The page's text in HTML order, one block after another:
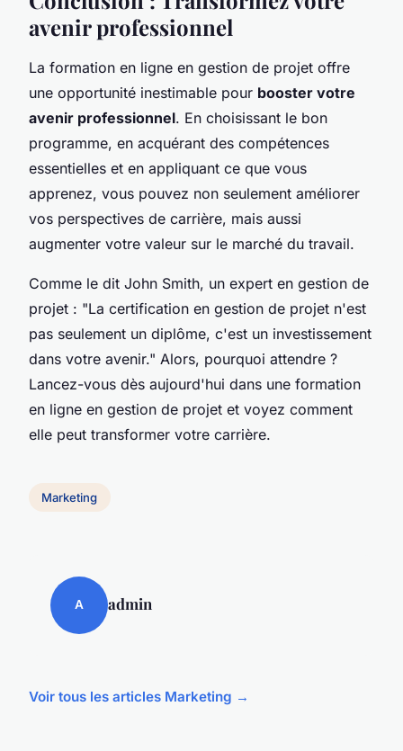
avenir professionnel
La formation en ligne en gestion de projet offre
une opportunité inestimable pour booster votre
avenir professionnel. En choisissant le bon
programme, en acquérant des compétences
essentielles et en appliquant ce que vous
apprenez, vous pouvez non seulement améliorer
vos perspectives de carrière, mais aussi
augmenter votre valeur sur le marché du travail.
Comme le dit John Smith, un expert en gestion de
projet : "La certification en gestion de projet n'est
pas seulement un diplôme, c'est un investissement
dans votre avenir." Alors, pourquoi attendre ?
Lancez-vous dès aujourd'hui dans une formation
en ligne en gestion de projet et voyez comment
elle peut transformer votre carrière.
Marketing
A admin
Voir tous les articles Marketing →